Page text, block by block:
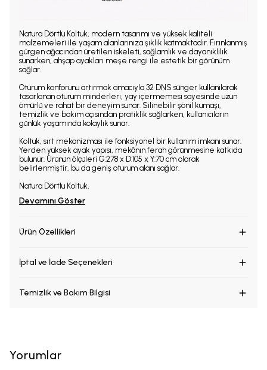
Natura Dörtlü Koltuk, modern tasarımı ve yüksek kaliteli
malzemeleri ile yaşam alanlarınıza şıklık katmaktadır. Fırınlanmış
gürgen ağacından üretilen iskeleti, sağlamlık ve dayanıklılık
sunarken, ahşap ayakları meşe rengi ile estetik bir görünüm
sağlar.
Oturum konforunu artırmak amacıyla 32 DNS sünger kullanılarak
tasarlanan oturum minderleri, yay içermemesi sayesinde uzun
ömürlü ve rahat bir deneyim sunar. Silinebilir şönil kumaşı,
temizlik ve bakım açısından pratiklik sağlarken, kullanıcıların
günlük yaşamında kolaylık sunar.
Koltuk, sırt mekanizması ile fonksiyonel bir kullanım imkanı sunar.
Yerden yüksek ayak yapısı, mekânın ferah görünmesine katkıda
bulunur. Ürünün ölçüleri G:278 x D:105 x Y:70 cm olarak
belirlenmiştir, bu da geniş oturum alanı sağlar.
Natura Dörtlü Koltuk,
Devamını Göster
Ürün Özellikleri
İptal ve İade Seçenekleri
Temizlik ve Bakım Bilgisi
Yorumlar